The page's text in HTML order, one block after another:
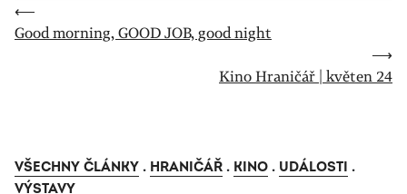
⟵
Good morning, GOOD JOB, good night
⟶
Kino Hraničář | květen 24
VŠECHNY ČLÁNKY . HRANIČÁŘ . KINO . UDÁLOSTI .
VÝSTAVY